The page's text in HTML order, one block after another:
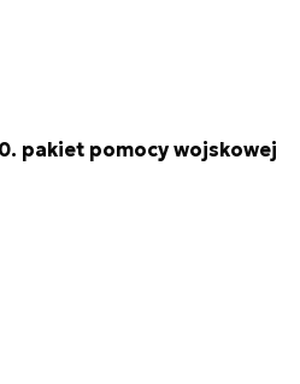
pakiet pomocy wojskowej